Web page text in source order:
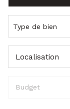
De l'immo
Type de bien
Localisation
Budget